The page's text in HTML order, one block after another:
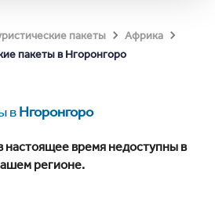
пакеты
Африка
пакеты в Нгоронгоро
вНгоронгоро
время недоступны в
регионе.